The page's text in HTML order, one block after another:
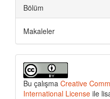
Bölüm
Makaleler
Bu çalışma Creative
International License ile